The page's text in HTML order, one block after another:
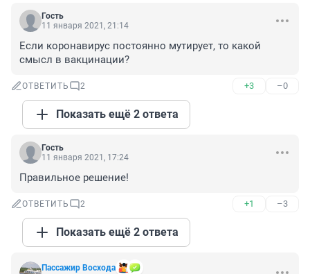
Гость
11 января 2021, 21:14
Если коронавирус постоянно мутирует, то какой
смысл в вакцинации?
ОТВЕТИТЬ 2 +3 –0
Показать ещё 2 ответа
Гость
11 января 2021, 17:24
Правильное решение!
ОТВЕТИТЬ 2 +1 –3
Показать ещё 2 ответа
Пассажир Восхода